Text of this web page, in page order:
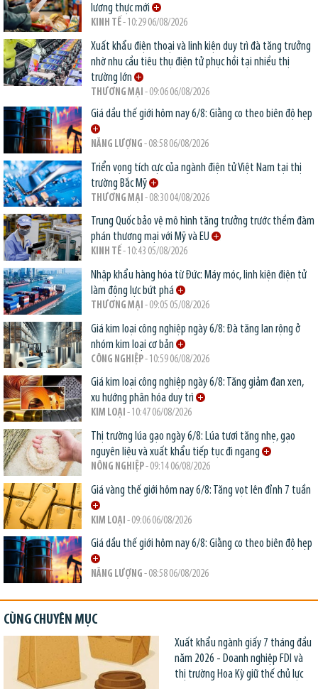
lương thực mới
KINH TẾ- 10:29 06/08/2026
Xuất khẩu điện thoại và linh kiện duy trì đà tăng trưởng
nhờ nhu cầu tiêu thụ điện tử phục hồi tại nhiều thị
trường lớn
THƯƠNG MẠI - 09:06 06/08/2026
Giá dầu thế giới hôm nay 6/8: Giằng co theo biên độ hẹp
NĂNG LƯỢNG - 08:58 06/08/2026
Triển vọng tích cực của ngành điện tử Việt Nam tại thị
trường Bắc Mỹ
THƯƠNG MẠI - 08:30 04/08/2026
Trung Quốc bảo vệ mô hình tăng trưởng trước thềm đàm
phán thương mại với Mỹ và EU
KINH TẾ- 10:43 05/08/2026
Nhập khẩu hàng hóa từ Đức: Máy móc, linh kiện điện tử
làm động lực bứt phá
THƯƠNG MẠI - 09:05 05/08/2026
Giá kim loại công nghiệp ngày 6/8: Đà tăng lan rộng ở
nhóm kim loại cơ bản
CÔNG NGHIỆP- 10:59 06/08/2026
Giá kim loại công nghiệp ngày 6/8: Tăng giảm đan xen,
xu hướng phân hóa duy trì
KIM LOẠI - 10:47 06/08/2026
Thị trường lúa gạo ngày 6/8: Lúa tươi tăng nhẹ, gạo
nguyên liệu và xuất khẩu tiếp tục đi ngang
NÔNG NGHIỆP- 09:14 06/08/2026
Giá vàng thế giới hôm nay 6/8: Tăng vọt lên đỉnh 7 tuần
KIM LOẠI - 09:06 06/08/2026
Giá dầu thế giới hôm nay 6/8: Giằng co theo biên độ hẹp
NĂNG LƯỢNG - 08:58 06/08/2026
CÙNG CHUYÊN MỤC
Xuất khẩu ngành giấy 7 tháng đầu
năm 2026 - Doanh nghiệp FDI và
thị trường Hoa Kỳ giữ thế chủ lực